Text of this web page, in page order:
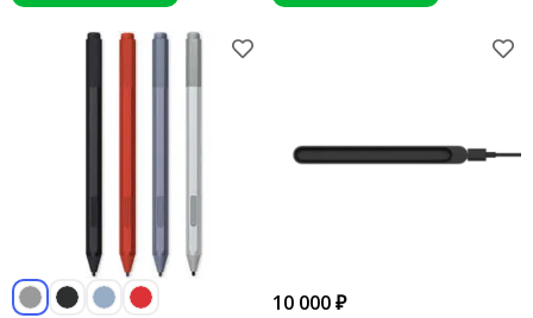
10 000 ₽